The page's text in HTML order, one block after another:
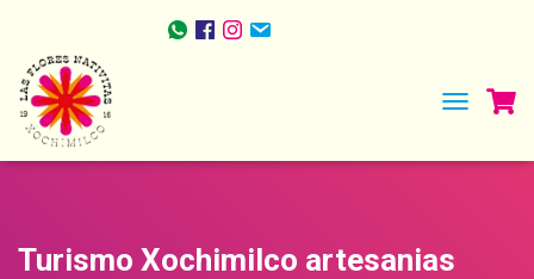
TOGGLE
Turismo Xochimilco artesanias